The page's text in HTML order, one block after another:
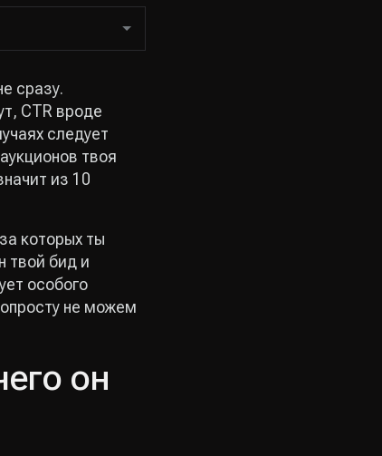
сразу.
CTR вроде
следует
твоя
из 10
которых ты
твой бид и
особого
не можем
он